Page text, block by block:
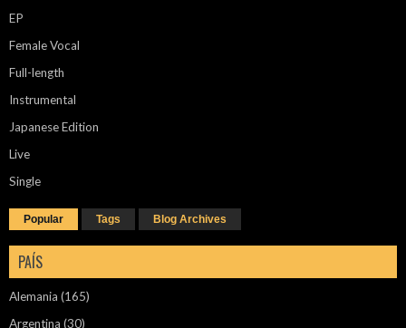
EP
Female Vocal
Full-length
Instrumental
Japanese Edition
Live
Single
Popular Tags Blog Archives
PAÍS
Alemania (165)
Argentina (30)